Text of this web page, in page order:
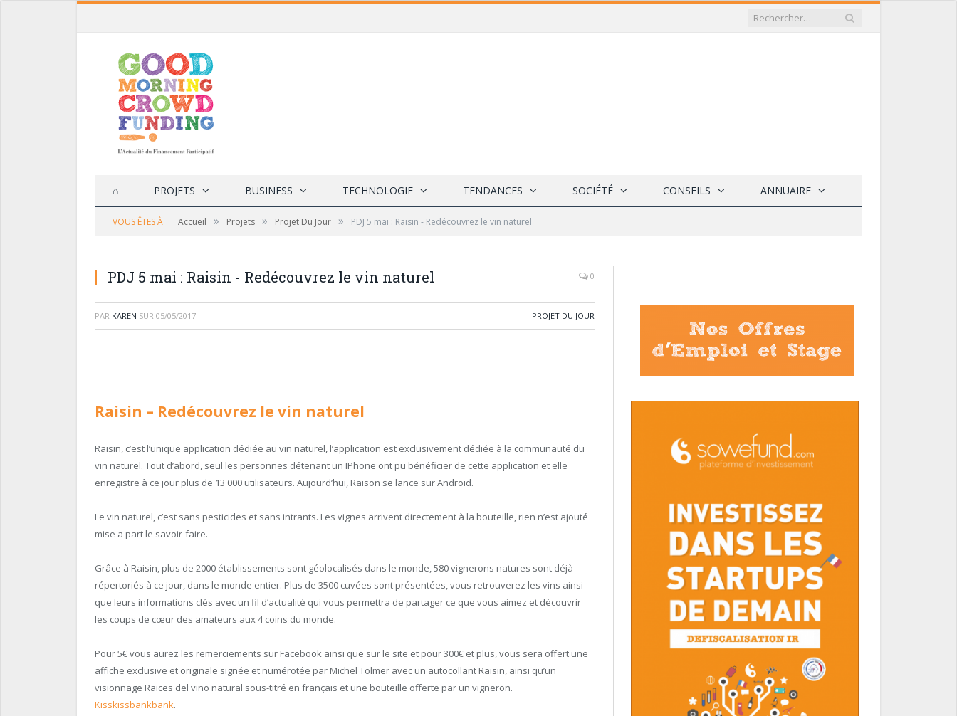
⌂ PROJETS BUSINESS TECHNOLOGIE TENDANCES SOCIÉTÉ CONSEILS ANNUAIRE
VOUS ÊTES À Accueil » Projets » Projet Du Jour » PDJ 5 mai : Raisin - Redécouvrez le vin naturel
PDJ 5 mai : Raisin - Redécouvrez le vin naturel 0
PAR KAREN SUR 05/05/2017 PROJET DU JOUR
Raisin – Redécouvrez le vin naturel
Raisin, c’est l’unique application dédiée au vin naturel, l’application est exclusivement dédiée à la communauté du
vin naturel. Tout d’abord, seul les personnes détenant un IPhone ont pu bénéficier de cette application et elle
enregistre à ce jour plus de 13 000 utilisateurs. Aujourd’hui, Raison se lance sur Android.
Le vin naturel, c’est sans pesticides et sans intrants. Les vignes arrivent directement à la bouteille, rien n’est ajouté
mise a part le savoir-faire.
Grâce à Raisin, plus de 2000 établissements sont géolocalisés dans le monde, 580 vignerons natures sont déjà
répertoriés à ce jour, dans le monde entier. Plus de 3500 cuvées sont présentées, vous retrouverez les vins ainsi
que leurs informations clés avec un fil d’actualité qui vous permettra de partager ce que vous aimez et découvrir
les coups de cœur des amateurs aux 4 coins du monde.
Pour 5€ vous aurez les remerciements sur Facebook ainsi que sur le site et pour 300€ et plus, vous sera offert une
affiche exclusive et originale signée et numérotée par Michel Tolmer avec un autocollant Raisin, ainsi qu’un
visionnage Raices del vino natural sous-titré en français et une bouteille offerte par un vigneron.
Kisskissbankbank.